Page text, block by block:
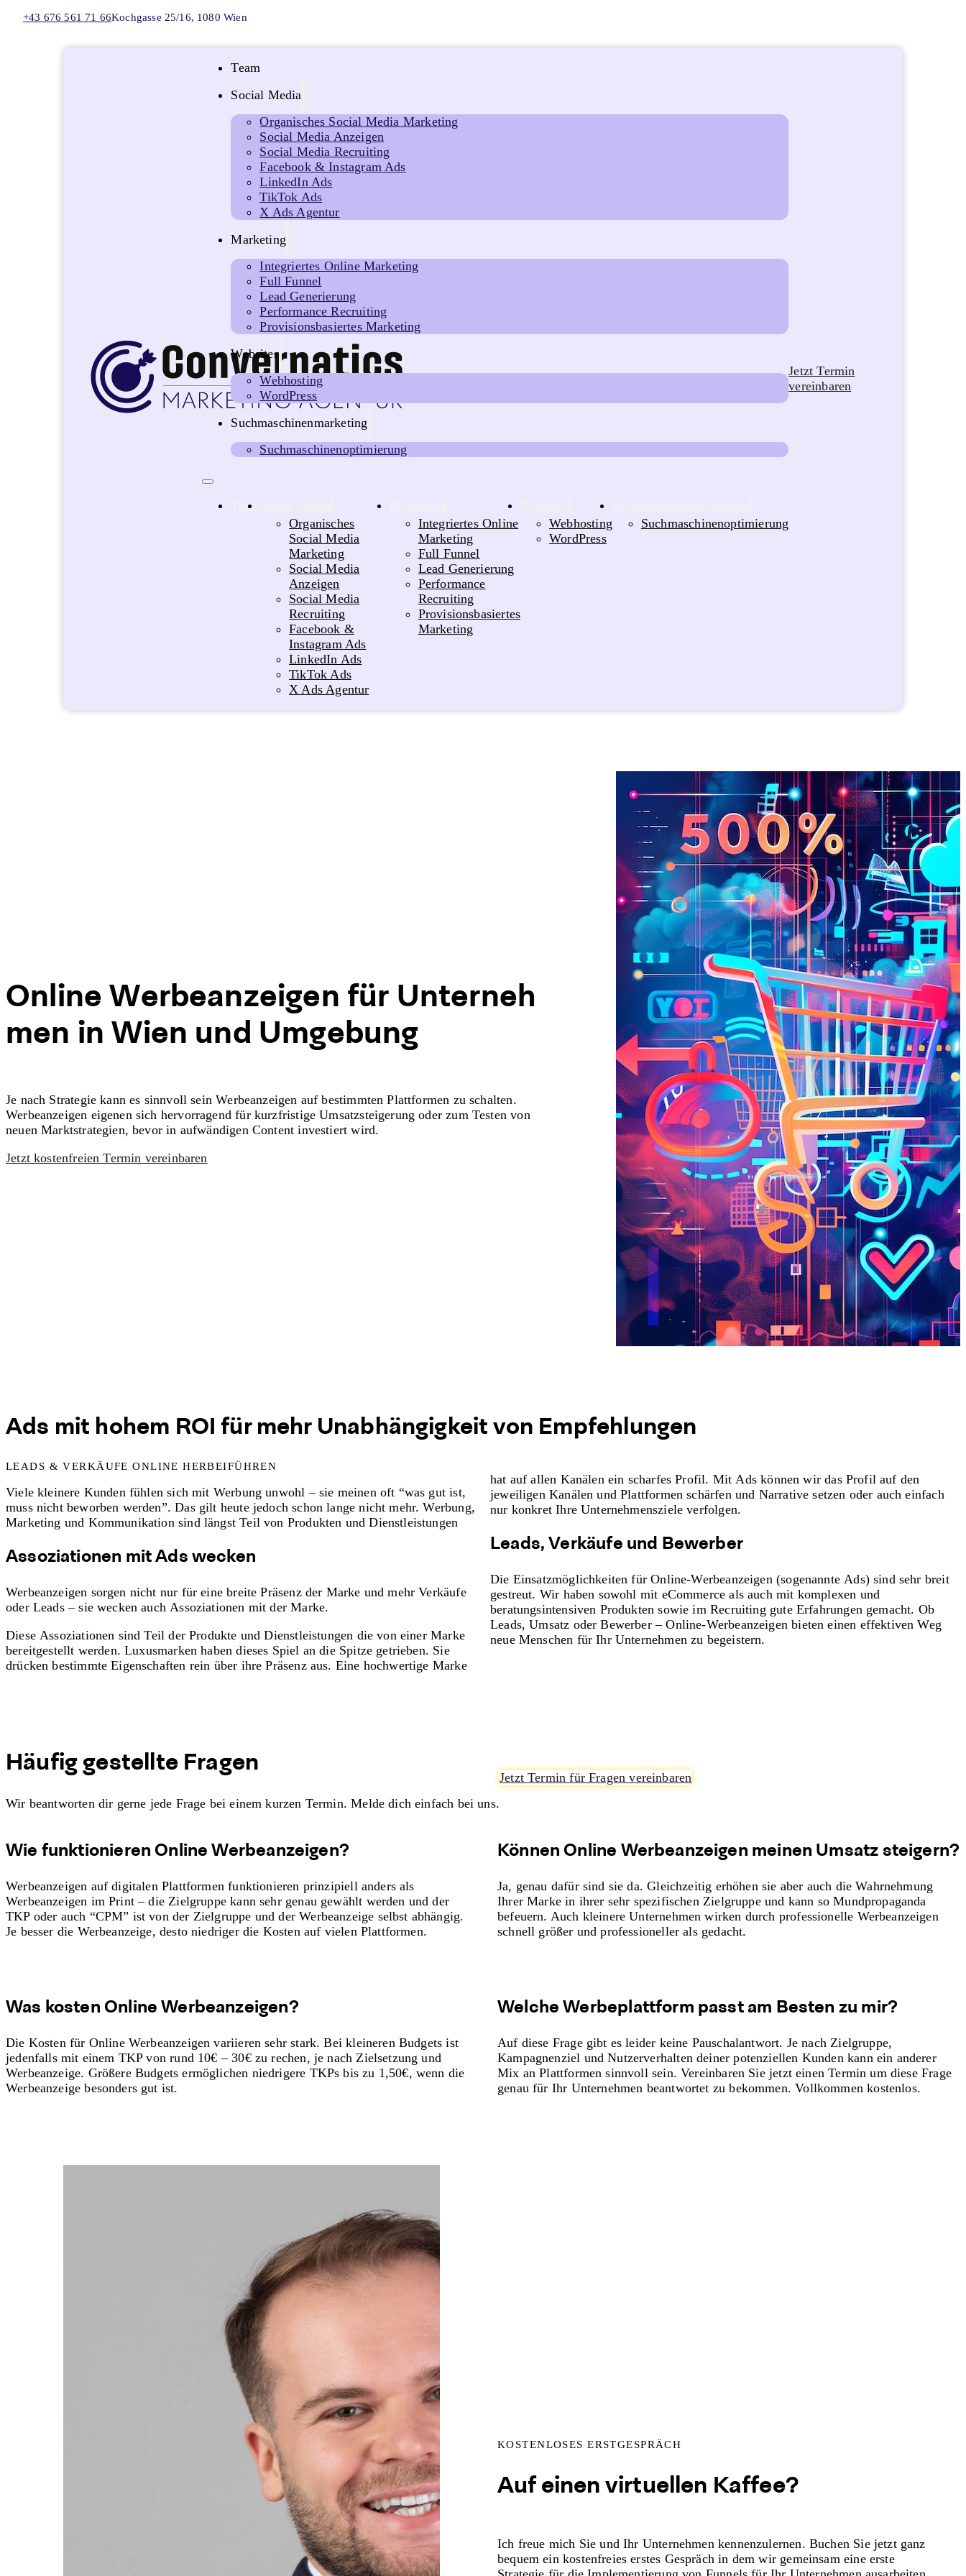
+43 676 561 71 66Kochgasse 25/16, 1080 Wien
Team
Social Media
Organisches Social Media Marketing
Social Media Anzeigen
Social Media Recruiting
Facebook & Instagram Ads
LinkedIn Ads
TikTok Ads
X Ads Agentur
Marketing
Integriertes Online Marketing
Full Funnel
Lead Generierung
Performance Recruiting
Provisionsbasiertes Marketing
Websites
Webhosting
WordPress
Suchmaschinenmarketing
Suchmaschinenoptimierung
Team
Organisches
Social Media
Marketing
Social Media
Anzeigen
Social Media
Recruiting
Facebook &
Instagram Ads
LinkedIn Ads
TikTok Ads
X Ads Agentur
Integriertes Online
Marketing
Full Funnel
Lead Generierung
Performance
Recruiting
Provisionsbasiertes
Marketing
Webhosting
WordPress
Suchmaschinenoptimierung
Jetzt Termin
vereinbaren
Online Werbeanzeigen für Unterneh
men in Wien und Umgebung
Je nach Strategie kann es sinnvoll sein Werbeanzeigen auf bestimmten Plattformen zu schalten.
Werbeanzeigen eigenen sich hervorragend für kurzfristige Umsatzsteigerung oder zum Testen von
neuen Marktstrategien, bevor in aufwändigen Content investiert wird.
Jetzt kostenfreien Termin vereinbaren
Ads mit hohem ROI für mehr Unabhängigkeit von Empfehlungen
LEADS & VERKÄUFE ONLINE HERBEIFÜHREN
Viele kleinere Kunden fühlen sich mit Werbung unwohl – sie meinen oft “was gut ist,
muss nicht beworben werden”. Das gilt heute jedoch schon lange nicht mehr. Werbung,
Marketing und Kommunikation sind längst Teil von Produkten und Dienstleistungen
Assoziationen mit Ads wecken
Werbeanzeigen sorgen nicht nur für eine breite Präsenz der Marke und mehr Verkäufe
oder Leads – sie wecken auch Assoziationen mit der Marke.
Diese Assoziationen sind Teil der Produkte und Dienstleistungen die von einer Marke
bereitgestellt werden. Luxusmarken haben dieses Spiel an die Spitze getrieben. Sie
drücken bestimmte Eigenschaften rein über ihre Präsenz aus. Eine hochwertige Marke
hat auf allen Kanälen ein scharfes Profil. Mit Ads können wir das Profil auf den
jeweiligen Kanälen und Plattformen schärfen und Narrative setzen oder auch einfach
nur konkret Ihre Unternehmensziele verfolgen.
Leads, Verkäufe und Bewerber
Die Einsatzmöglichkeiten für Online-Werbeanzeigen (sogenannte Ads) sind sehr breit
gestreut. Wir haben sowohl mit eCommerce als auch mit komplexen und
beratungsintensiven Produkten sowie im Recruiting gute Erfahrungen gemacht. Ob
Leads, Umsatz oder Bewerber – Online-Werbeanzeigen bieten einen effektiven Weg
neue Menschen für Ihr Unternehmen zu begeistern.
Häufig gestellte Fragen
Wir beantworten dir gerne jede Frage bei einem kurzen Termin. Melde dich einfach bei uns.
Jetzt Termin für Fragen vereinbaren
Wie funktionieren Online Werbeanzeigen?
Werbeanzeigen auf digitalen Plattformen funktionieren prinzipiell anders als
Werbeanzeigen im Print – die Zielgruppe kann sehr genau gewählt werden und der
TKP oder auch “CPM” ist von der Zielgruppe und der Werbeanzeige selbst abhängig.
Je besser die Werbeanzeige, desto niedriger die Kosten auf vielen Plattformen.
Können Online Werbeanzeigen meinen Umsatz steigern?
Ja, genau dafür sind sie da. Gleichzeitig erhöhen sie aber auch die Wahrnehmung
Ihrer Marke in ihrer sehr spezifischen Zielgruppe und kann so Mundpropaganda
befeuern. Auch kleinere Unternehmen wirken durch professionelle Werbeanzeigen
schnell größer und professioneller als gedacht.
Was kosten Online Werbeanzeigen?
Die Kosten für Online Werbeanzeigen variieren sehr stark. Bei kleineren Budgets ist
jedenfalls mit einem TKP von rund 10€ – 30€ zu rechen, je nach Zielsetzung und
Werbeanzeige. Größere Budgets ermöglichen niedrigere TKPs bis zu 1,50€, wenn die
Werbeanzeige besonders gut ist.
Welche Werbeplattform passt am Besten zu mir?
Auf diese Frage gibt es leider keine Pauschalantwort. Je nach Zielgruppe,
Kampagnenziel und Nutzerverhalten deiner potenziellen Kunden kann ein anderer
Mix an Plattformen sinnvoll sein. Vereinbaren Sie jetzt einen Termin um diese Frage
genau für Ihr Unternehmen beantwortet zu bekommen. Vollkommen kostenlos.
Auf einen virtuellen Kaffee?
KOSTENLOSES ERSTGESPRÄCH
Ich freue mich Sie und Ihr Unternehmen kennenzulernen. Buchen Sie jetzt ganz
bequem ein kostenfreies erstes Gespräch in dem wir gemeinsam eine erste